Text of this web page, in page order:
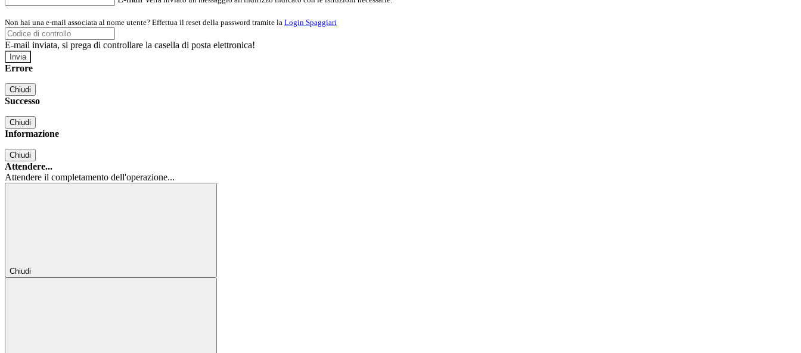
Non hai una e-mail associata al nome utente? Effettua il reset della password tramite la Login Spaggiari
E-mail inviata, si prega di controllare la casella di posta elettronica!
Errore
Chiudi
Successo
Chiudi
Informazione
Chiudi
Attendere...
Attendere il completamento dell'operazione...
Chiudi